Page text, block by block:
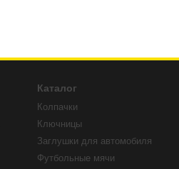
Каталог
Колпачки
Ключницы
Заглушки для автомобиля
Футбольные мячи